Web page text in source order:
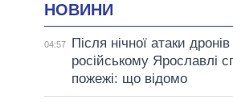
НОВИНИ
04:57
Після нічної атаки
російському Ярославлі
пожежі: що відомо